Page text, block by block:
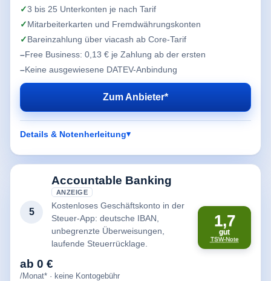
3 bis 25 Unterkonten je nach Tarif
Mitarbeiterkarten und Fremdwährungskonten
Bareinzahlung über viacash ab Core-Tarif
Free Business: 0,13 € je Zahlung ab der ersten
Keine ausgewiesene DATEV-Anbindung
Zum Anbieter*
Details & Notenherleitung
5
Accountable Banking
ANZEIGE
Kostenloses Geschäftskonto in der
Steuer-App: deutsche IBAN,
unbegrenzte Überweisungen,
laufende Steuerrücklage.
1,7
gut
TSW-Note
ab 0 €
/Monat* · keine Kontogebühr